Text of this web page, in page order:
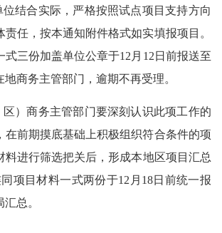
位结合实际，严格按照试点项目支持方向
任，按本通知附件格式如实填报项目。
式三份加盖单位公章于12月12日前报送至
商务主管部门，逾期不再受理。
区）商务主管部门要深刻认识此项工作的
在前期摸底基础上积极组织符合条件的项
料进行筛选把关后，形成本地区项目汇总
项目材料一式两份于12月18日前统一报
总。